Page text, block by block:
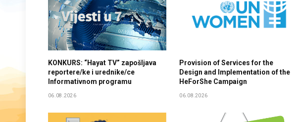
KONKURS: “Hayat TV” zapošljava
reportere/ke i urednike/ce
Informativnom programu
06.08.2026
Provision of Services for the
Design and Implementation of the
HeForShe Campaign
06.08.2026